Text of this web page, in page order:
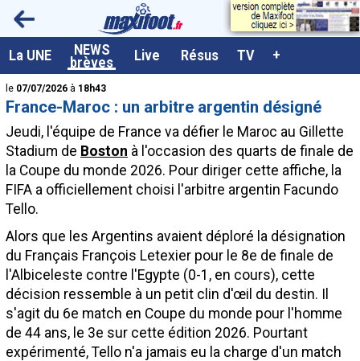
La UNE NEWS
brèves Live Résus TV +
<
le 07/07/2026 à 18h43
France-Maroc : un arbitre argentin désigné
Jeudi, l'équipe de France va défier le Maroc au Gillette
Stadium de Boston à l'occasion des quarts de finale de
la Coupe du monde 2026. Pour diriger cette affiche, la
FIFA a officiellement choisi l'arbitre argentin Facundo
Tello.
Alors que les Argentins avaient déploré la désignation
du Français François Letexier pour le 8e de finale de
l'Albiceleste contre l'Egypte (0-1, en cours), cette
décision ressemble à un petit clin d'œil du destin. Il
s'agit du 6e match en Coupe du monde pour l'homme
de 44 ans, le 3e sur cette édition 2026. Pourtant
expérimenté, Tello n'a jamais eu la charge d'un match
A la UNE
Dernières brèves
Live / Matchs en direct
Résultats et Classements
Class. buteurs européens
Programme TV foot
Vidéos
Sondages
Tableau transferts L1
Taille de la police
Paramètrages / Options